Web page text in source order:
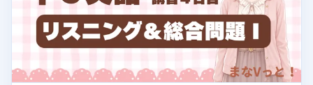
- まなVっと！： https://mana-vit.com/open2026
#高校受験理科 #まなVっと #夏期講習 #中学理科 #総合
#ライブ授業
#受験勉強
#理科解説